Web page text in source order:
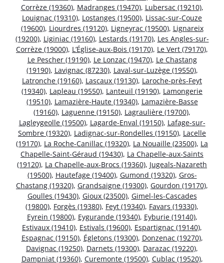
Corrèze (19360), Madranges (19470), Lubersac (19210),
Louignac (19310), Lostanges (19500), Lissac-sur-Couze
(19600), Liourdres (19120), Ligneyrac (19500), Lignareix
(19200), Liginiac (19160), Lestards (19170), Les Angles-sur-
Corrèze (19000), L’Église-aux-Bois (19170), Le Vert (79170),
Le Pescher (19190), Le Lonzac (19470), Le Chastang
(19190), Lavignac (87230), Laval-sur-Luzège (19550),
Latronche (19160), Lascaux (19130), Laroche-près-Feyt
(19340), Lapleau (19550), Lanteuil (19190), Lamongerie
(19510), Lamazière-Haute (19340), Lamazière-Basse
(19160), Laguenne (19150), Lagraulière (19700),
Lagleygeolle (19500), Lagarde-Enval (19150), Lafage-sur-
Sombre (19320), Ladignac-sur-Rondelles (19150), Lacelle
(19170), La Roche-Canillac (19320), La Nouaille (23500), La
Chapelle-Saint-Géraud (19430), La Chapelle-aux-Saints
(19120), La Chapelle-aux-Brocs (19360), Jugeals-Nazareth
(19500), Hautefage (19400), Gumond (19320), Gros-
Chastang (19320), Grandsaigne (19300), Gourdon (19170),
Goulles (19430), Gioux (23500), Gimel-les-Cascades
(19800), Forgès (19380), Feyt (19340), Favars (19330),
Eyrein (19800), Eygurande (19340), Eyburie (19140),
Estivaux (19410), Estivals (19600), Espartignac (19140),
Espagnac (19150), Égletons (19300), Donzenac (19270),
Davignac (19250), Darnets (19300), Darazac (19220),
Dampniat (19360), Curemonte (19500), Cublac (19520),